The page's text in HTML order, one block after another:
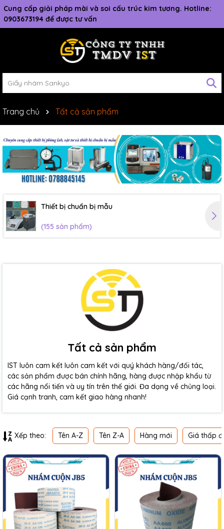
Cung cấp giải pháp mài và soi cấu trúc kim tương. Hotline:
0903673194 để được tư vấn
Trang chủ Tất cả sản phẩm
Thiết bị chuẩn bị mẫu
(155 sản phẩm)
Tất cả sản phẩm
IST luôn cam kết luôn cam kết với quý khách hàng/đối tác,
các sản phẩm được bán chính hãng, hàng được nhập khẩu từ
các hãng nổi tiến và uy tín trên thế giới. Đa dạng về chủng loại.
Giá cạnh tranh, cam kết giao hàng nhanh!
Xếp theo: Tên A-Z Tên Z-A Hàng mới Giá thấp